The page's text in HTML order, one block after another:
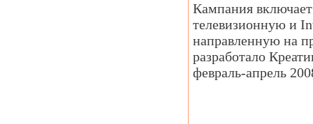
Кампания
телевизионную и
направленную на
разработало
февраль-апрель